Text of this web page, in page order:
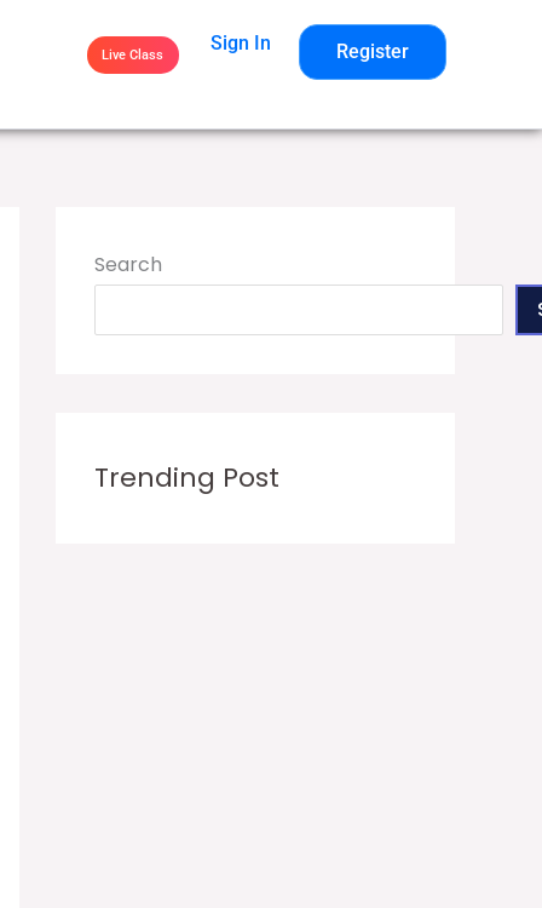
Live Class
Sign In Register
Search
Trending Post